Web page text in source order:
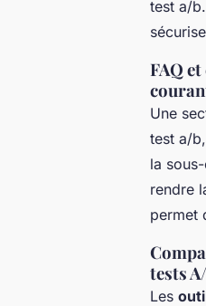
test a/
FAQ
Une
test a/
la
rendre
permet
tests
Les